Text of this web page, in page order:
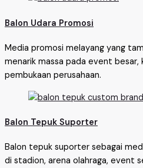
Balon Udara Promosi
Media promosi melayang yang
menarik massa pada event besar,
pembukaan perusahaan.
Balon Tepuk Suporter
Balon tepuk suporter sebagai
di stadion, arena olahraga, event